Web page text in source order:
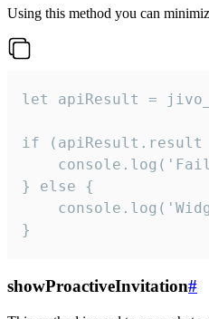
Using this method you can
let apiResult =
if
} else {
}
showProactiveInvitation#